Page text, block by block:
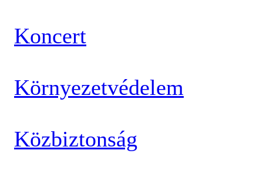
Koncert
Környezetvédelem
Közbiztonság